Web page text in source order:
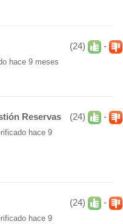
(24) -
hace 9 meses
(24) -
Reservas
hace 9
(24) -
hace 9